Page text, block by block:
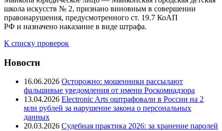
школа искусств № 2, признано виновным в совершении
правонарушения, предусмотренного ст. 19.7 КоАП
РФ и назначено наказание в виде штрафа.
К списку проверок
Новости
16.06.2026 Осторожно: мошенники рассылают
фальшивые уведомления от имени Роскомнадзора
13.04.2026 Electronic Arts оштрафовали в России на 2
млн рублей за нарушение закона о персональных
данных
20.03.2026 Судебная практика 2026: за хранение паролей